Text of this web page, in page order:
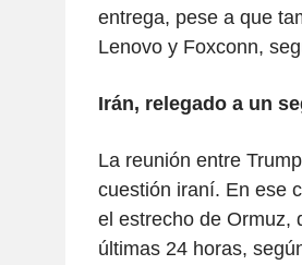
entrega, pese a que
Lenovo y Foxconn,
Irán, relegado a un
La reunión entre
cuestión iraní. En ese
el estrecho de Ormuz,
últimas 24 horas,